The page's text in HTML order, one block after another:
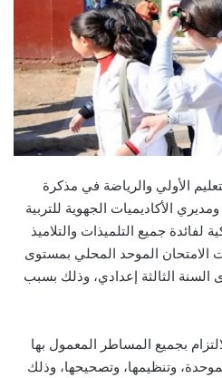
الأولي والرياضة في مذكرة
الأكاديميات الجهوية للتربية
لفائدة جميع التلميذات والتلاميذ
الامتحان الموحد المحلي بمستوى
السنة الثالثة إعدادي، وذلك بسبب
بجميع المساطر المعمول بها
وتنظيمها، وتصحيحها، وذلك